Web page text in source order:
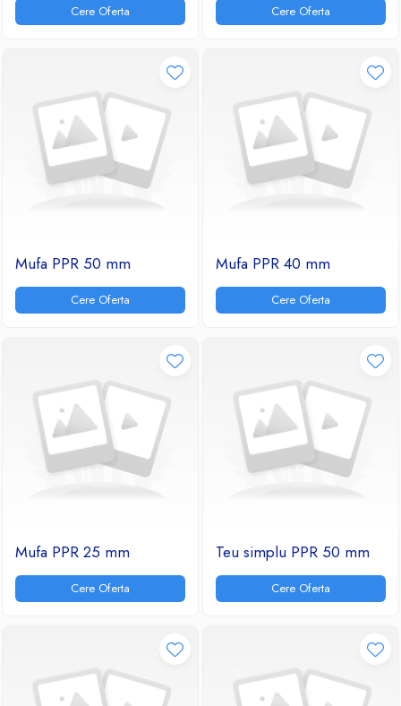
Cere Oferta Cere Oferta
Mufa PPR 50 mm
Cere Oferta
Mufa PPR 40 mm
Cere Oferta
Mufa PPR 25 mm
Cere Oferta
Teu simplu PPR 50 mm
Cere Oferta